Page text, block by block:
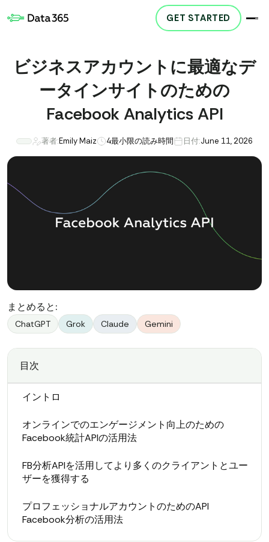
GET STARTED
ビジネスアカウントに最適なデ
ータインサイトのための
Facebook Analytics API
著者:Emily Maiz 4最小限の読み時間 日付:June 11, 2026
まとめると:
ChatGPT Grok Claude Gemini
目次
イントロ
オンラインでのエンゲージメント向上のための
Facebook統計APIの活用法
FB分析APIを活用してより多くのクライアントとユー
ザーを獲得する
プロフェッショナルアカウントのためのAPI
Facebook分析の活用法